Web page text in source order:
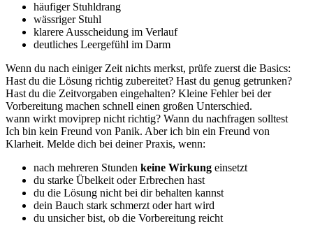
häufiger Stuhldrang
wässriger Stuhl
klarere Ausscheidung im Verlauf
deutliches Leergefühl im Darm
Wenn du nach einiger Zeit nichts merkst, prüfe zuerst die Basics:
Hast du die Lösung richtig zubereitet? Hast du genug getrunken?
Hast du die Zeitvorgaben eingehalten? Kleine Fehler bei der
Vorbereitung machen schnell einen großen Unterschied.
wann wirkt moviprep nicht richtig? Wann du nachfragen solltest
Ich bin kein Freund von Panik. Aber ich bin ein Freund von
Klarheit. Melde dich bei deiner Praxis, wenn:
nach mehreren Stunden keine Wirkung einsetzt
du starke Übelkeit oder Erbrechen hast
du die Lösung nicht bei dir behalten kannst
dein Bauch stark schmerzt oder hart wird
du unsicher bist, ob die Vorbereitung reicht